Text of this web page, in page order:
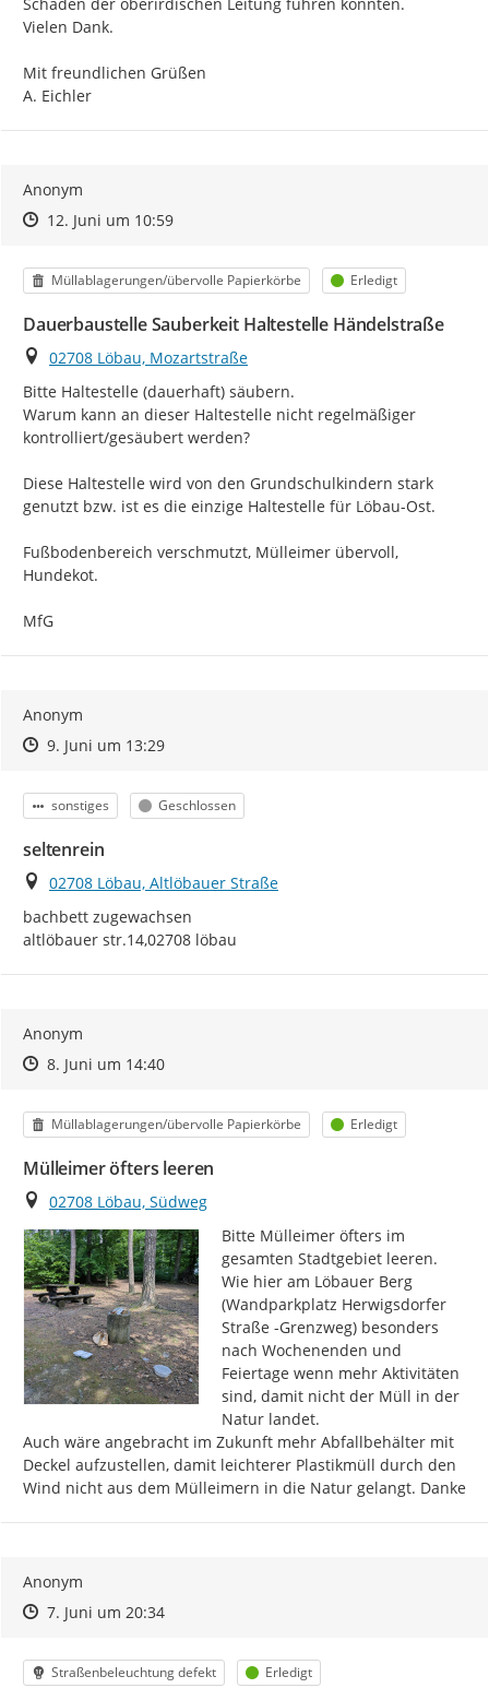
Vielen Dank.
Mit freundlichen Grüßen
A. Eichler
Anonym
Zeitpunkt des Erstellens
Zeitpunkt des Erstellens
12. Juni um 10:59Zur Äußerung
Kategorie
Müllablagerungen/übervolle Papierkörbe Status
Erledigt
Dauerbaustelle Sauberkeit Haltestelle Händelstraße
Ort
02708 Löbau, Mozartstraße
Bitte Haltestelle (dauerhaft) säubern.
Warum kann an dieser Haltestelle nicht regelmäßiger
kontrolliert/gesäubert werden?
Diese Haltestelle wird von den Grundschulkindern stark
genutzt bzw. ist es die einzige Haltestelle für Löbau-Ost.
Fußbodenbereich verschmutzt, Mülleimer übervoll,
Hundekot.
MfG
Anonym
Zeitpunkt des Erstellens
Zeitpunkt des Erstellens
9. Juni um 13:29Zur Äußerung
Kategorie
sonstiges Status
Geschlossen
seltenrein
Ort
02708 Löbau, Altlöbauer Straße
bachbett zugewachsen
altlöbauer str.14,02708 löbau
Anonym
Zeitpunkt des Erstellens
Zeitpunkt des Erstellens
8. Juni um 14:40Zur Äußerung
Kategorie
Müllablagerungen/übervolle Papierkörbe Status
Erledigt
Mülleimer öfters leeren
Ort
02708 Löbau, Südweg
Bitte Mülleimer öfters im
gesamten Stadtgebiet leeren.
Wie hier am Löbauer Berg
(Wandparkplatz Herwigsdorfer
Straße -Grenzweg) besonders
nach Wochenenden und
Feiertage wenn mehr Aktivitäten
sind, damit nicht der Müll in der
Natur landet.
Auch wäre angebracht im Zukunft mehr Abfallbehälter mit
Deckel aufzustellen, damit leichterer Plastikmüll durch den
Wind nicht aus dem Mülleimern in die Natur gelangt. Danke
Anonym
Zeitpunkt des Erstellens
Zeitpunkt des Erstellens
7. Juni um 20:34Zur Äußerung
Kategorie
Straßenbeleuchtung defekt Status
Erledigt